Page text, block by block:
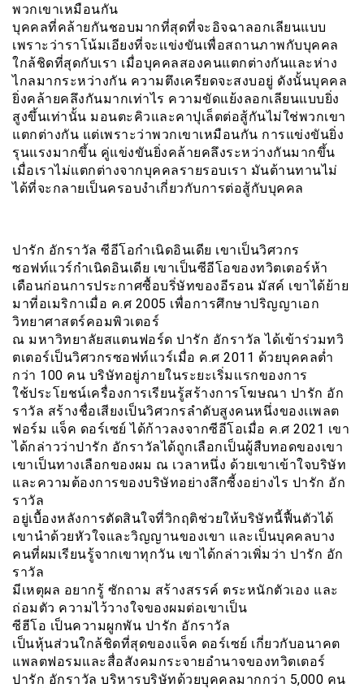
พวกเขาเหมือนกัน
บุคคลที่คล้ายกันชอบมากที่สุดที่จะอิจฉาลอกเลียนแบบ
เพราะว่าราโน้มเอียงที่จะเเข่งขันเพื่อสถานภาพกับบุคคล
ใกล้ชิดที่สุดกับเรา เมื่อบุคคลสองคนแตกต่างกันและห่าง
ไกลมากระหว่างกัน ความตึงเครียดจะสงบอยู่ ดังนั้นบุคคล
ยิ่งคล้ายคลึงกันมากเท่าไร ความขัดแย้งลอกเลียนแบบยิ่ง
สูงขึ้นเท่านั้น มอนตะคิวและคาปุเล็ตต่อสู้กันไม่ใช่พวกเขา
แตกต่างกัน แต่เพราะว่าพวกเขาเหมือนกัน การแข่งขันยิ่ง
รุนแรงมากขึ้น คู่แข่งขันยิ่งคล้ายคลึงระหว่างกันมากขึ้น
เมื่อเราไม่แตกต่างจากบุคคลรายรอบเรา มันต้านทานไม่
ได้ที่จะกลายเป็นครอบงำเกี่ยวกับการต่อสู้กับบุคคล
ปารัก อักราวัล ซีอีโอกำเนิดอินเดีย เขาเป็นวิศวกร
ซอฟท์แวร์กำเนิดอินเดีย เขาเป็นซีอีโอของทวิตเตอร์ห้า
เดือนก่อนการประกาศซื้อบริํษัทของอีรอน มัสค์ เขาได้ย้าย
มาที่อเมริกาเมื่อ ค.ศ 2005 เพื่อการศึกษาปริญญาเอก
วิทยาศาสตร์คอมพิวเตอร์
ณ มหาวิทยาลัยสแตนฟอร์ด ปารัก อักราวัล ได้เข้าร่วมทวิ
ตเตอร์เป็นวิศวกรซอฟท์แวร์เมื่อ ค.ศ 2011 ด้วยบุคคลต่ำ
กว่า 100 คน บริษัทอยู่ภายในระยะเริ่มเเรกของการ
ใช้ประโยชน์เครื่องการเรียนรู้สร้างการโฆษณา ปารัก อัก
ราวัล สร้างชื่อเสียงเป็นวิศวกรลำดับสูงคนหนึ่งของเเพลต
ฟอร์ม แจ็ค ดอร์เซย์ ได้ก้าวลงจากซีอีโอเมื่อ ค.ศ 2021 เขา
ได้กล่าวว่าปารัก อักราวัลได้ถูกเลือกเป็นผู้สืบทอดของเขา
เขาเป็นทางเลือกของผม ณ เวลาหนึ่ง ด้วยเขาเข้าใจบริษัท
และความต้องการของบริษัทอย่างลึกซี้งอย่างไร ปารัก อัก
ราวัล
อยู่เบื้องหลังการตัดสินใจที่วิกฤติช่วยให้บริษัทนี้ฟื้นตัวได้
เขานำด้วยหัวใจและวิญญานของเขา และเป็นบุคคลบาง
คนที่ผมเรียนรู้จากเขาทุกวัน เขาได้กล่าวเพิ่มว่า ปารัก อัก
ราวัล
มีเหตุผล อยากรู้ ซักถาม สร้างสรรค์ ตระหนักตัวเอง และ
ถ่อมตัว ความไว้วางใจของผมต่อเขาเป็น
ซีฮีโอ เป็นความผูกพัน ปารัก อักราวัล
เป็นหุ้นส่วนใกล้ชิดที่สุดของแจ็ค ดอร์เซย์ เกี่ยวกับอนาคต
แพลตฟอรมและสื่อสังคมกระจายอำนาจของทวิตเตอร์
ปารัก อักราวัล บริหารบริษัทด้วยบุคคลมากกว่า 5,000 คน